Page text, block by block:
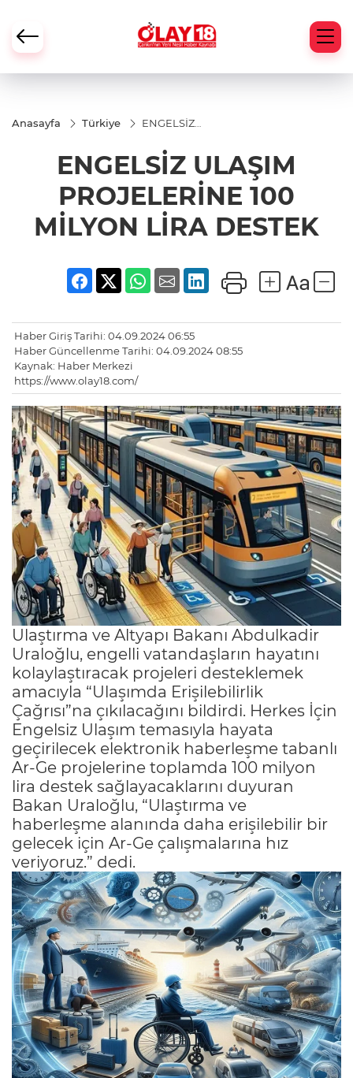
Anasayfa Türkiye
ENGELSİZ
PROJELERİNE
100 MİLYON
LİRA DESTEK
ENGELSİZ ULAŞIM
PROJELERİNE 100
MİLYON LİRA DESTEK
Haber Giriş Tarihi: 04.09.2024 06:55
Haber Güncellenme Tarihi: 04.09.2024 08:55
Kaynak: Haber Merkezi
https://www.olay18.com/
Ulaştırma ve Altyapı Bakanı Abdulkadir
Uraloğlu, engelli vatandaşların hayatını
kolaylaştıracak projeleri desteklemek
amacıyla “Ulaşımda Erişilebilirlik
Çağrısı”na çıkılacağını bildirdi. Herkes İçin
Engelsiz Ulaşım temasıyla hayata
geçirilecek elektronik haberleşme tabanlı
Ar-Ge projelerine toplamda 100 milyon
lira destek sağlayacaklarını duyuran
Bakan Uraloğlu, “Ulaştırma ve
haberleşme alanında daha erişilebilir bir
gelecek için Ar-Ge çalışmalarına hız
veriyoruz.” dedi.